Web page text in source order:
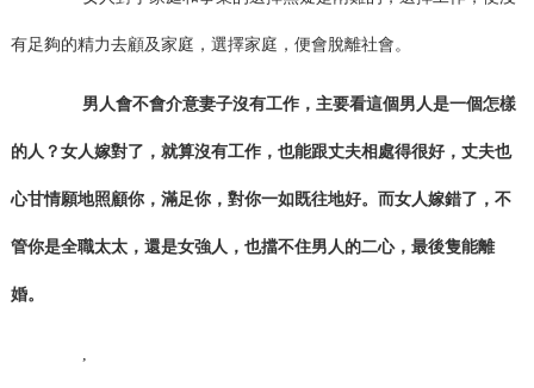
有足夠的精力去顧及家庭，選擇家庭，便會脫離社會。
男人會不會介意妻子沒有工作，主要看這個男人是一個怎樣
的人？女人嫁對了，就算沒有工作，也能跟丈夫相處得很好，丈夫也
心甘情願地照顧你，滿足你，對你一如既往地好。而女人嫁錯了，不
管你是全職太太，還是女強人，也擋不住男人的二心，最後隻能離
婚。
,